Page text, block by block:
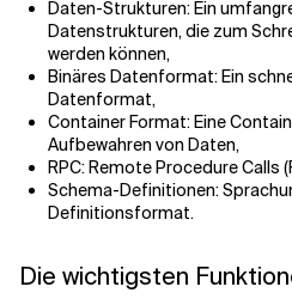
Daten-Strukturen: Ein
Datenstrukturen, die zum
werden können,
Binäres Datenformat: Ein
Datenformat,
Container Format: Eine
Aufbewahren von Daten,
RPC: Remote Procedure Calls
Schema-Definitionen:
Definitionsformat.
Die wichtigsten